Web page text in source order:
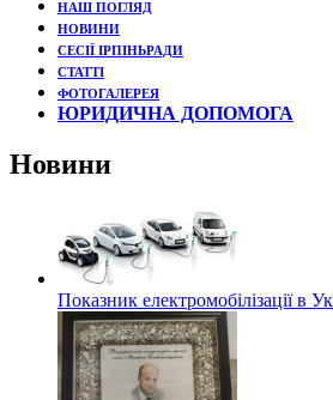
НАШ ПОГЛЯД
НОВИНИ
СЕСІЇ ІРПІНЬРАДИ
СТАТТІ
ФОТОГАЛЕРЕЯ
ЮРИДИЧНА ДОПОМОГА
Новини
Показник електромобілізації в